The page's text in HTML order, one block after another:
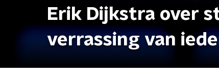
Erik Dijkstra over
verrassing van